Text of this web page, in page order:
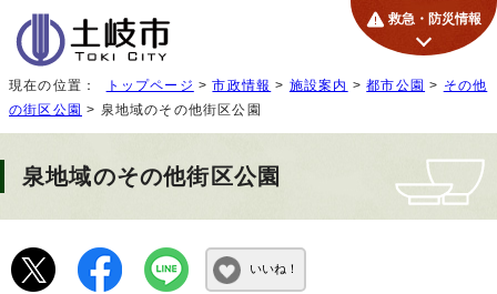
救急・防災情報
現在の位置： トップページ >市政情報 > 施設案内 >都市公園 > その他
の街区公園 > 泉地域のその他街区公園
泉地域のその他街区公園
いいね！